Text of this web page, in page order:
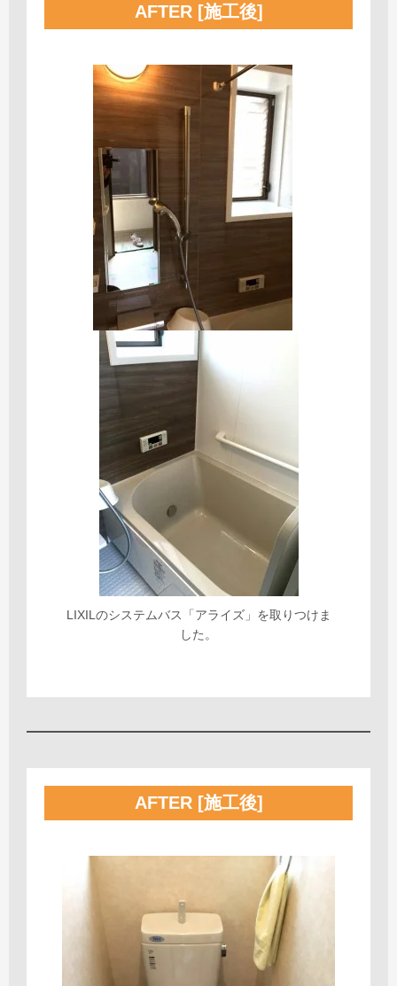
AFTER [施工後]
LIXILのシステムバス「アライズ」を取りつけま
した。
AFTER [施工後]